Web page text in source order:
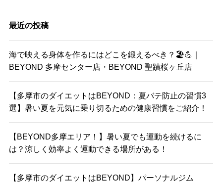
最近の投稿
海で映える身体を作るにはどこを鍛えるべき？🏖️💪｜
BEYOND 多摩センター店・BEYOND 聖蹟桜ヶ丘店
【多摩市のダイエットはBEYOND：夏バテ防止の習慣3
選】暑い夏を元気に乗り切るための健康習慣をご紹介！
【BEYOND多摩エリア！】暑い夏でも運動を続けるに
は？涼しく効率よく運動できる場所がある！
【多摩市のダイエットはBEYOND】パーソナルジム